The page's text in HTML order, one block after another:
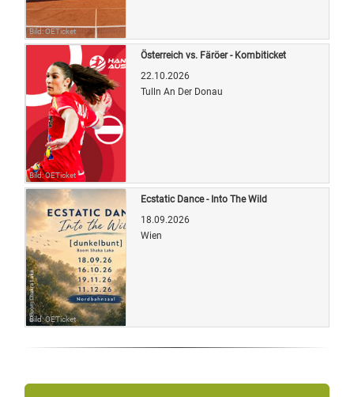
Bild: OETicket
Bild: OETicket
Österreich vs. Färöer - Kombiticket
22.10.2026
Tulln An Der Donau
Bild: OETicket
Ecstatic Dance - Into The Wild
18.09.2026
Wien